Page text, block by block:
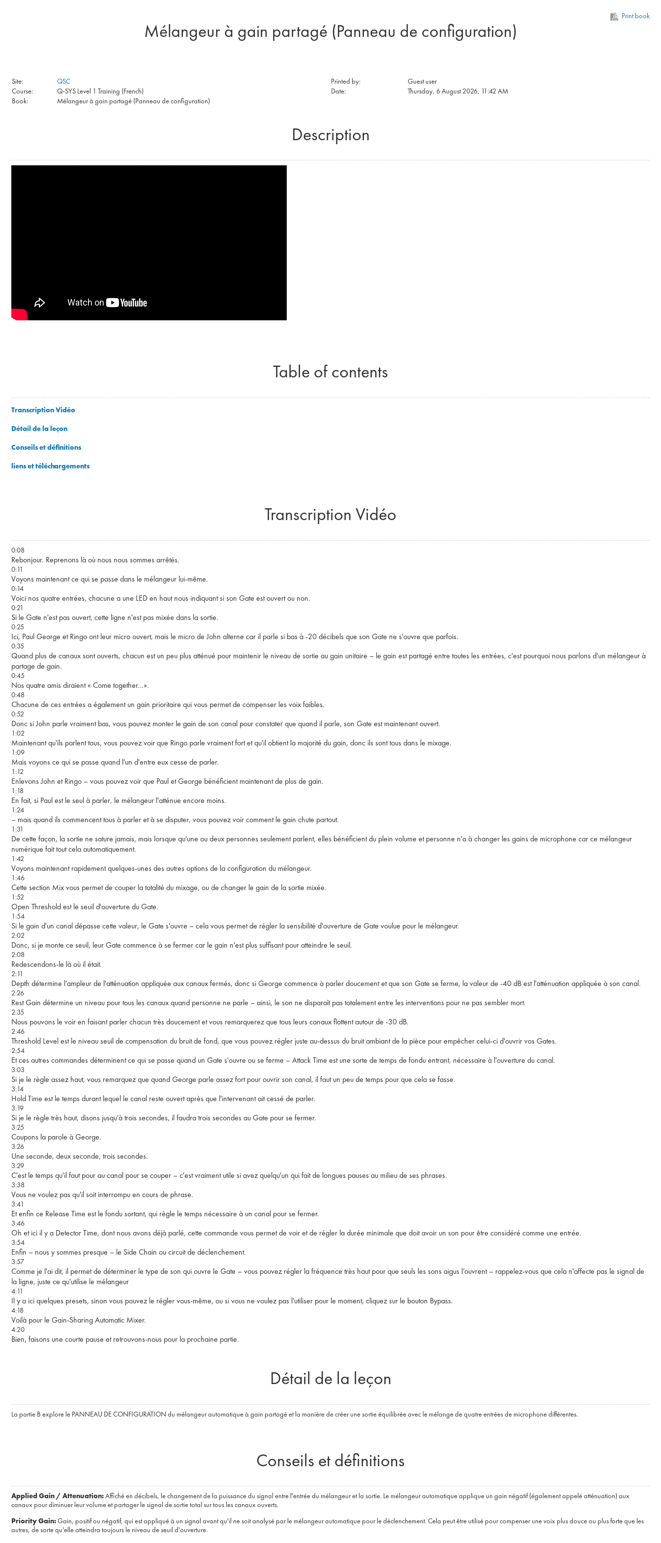
Print book
Mélangeur à gain partagé (Panneau de configuration)
Site:
QSC
Course:
Q-SYS Level 1 Training (French)
Book:
Mélangeur à gain partagé (Panneau de configuration)
Printed by:
Guest user
Date:
Thursday, 6 August 2026, 11:42 AM
Description
Table of contents
Transcription Vidéo
Détail de la leçon
Conseils et définitions
liens et téléchargements
Transcription Vidéo
0:08
Rebonjour. Reprenons là où nous nous sommes arrêtés.
0:11
Voyons maintenant ce qui se passe dans le mélangeur lui-même.
0:14
Voici nos quatre entrées, chacune a une LED en haut nous indiquant si son Gate est ouvert ou non.
0:21
Si le Gate n'est pas ouvert, cette ligne n'est pas mixée dans la sortie.
0:25
Ici, Paul George et Ringo ont leur micro ouvert, mais le micro de John alterne car il parle si bas à -20 décibels que son Gate ne s'ouvre que parfois.
0:35
Quand plus de canaux sont ouverts, chacun est un peu plus atténué pour maintenir le niveau de sortie au gain unitaire – le gain est partagé entre toutes les entrées, c'est pourquoi nous parlons d'un mélangeur à
partage de gain.
0:45
Nos quatre amis diraient « Come together…».
0:48
Chacune de ces entrées a également un gain prioritaire qui vous permet de compenser les voix faibles.
0:52
Donc si John parle vraiment bas, vous pouvez monter le gain de son canal pour constater que quand il parle, son Gate est maintenant ouvert.
1:02
Maintenant qu'ils parlent tous, vous pouvez voir que Ringo parle vraiment fort et qu'il obtient la majorité du gain, donc ils sont tous dans le mixage.
1:09
Mais voyons ce qui se passe quand l'un d'entre eux cesse de parler.
1:12
Enlevons John et Ringo – vous pouvez voir que Paul et George bénéficient maintenant de plus de gain.
1:18
En fait, si Paul est le seul à parler, le mélangeur l'atténue encore moins.
1:24
– mais quand ils commencent tous à parler et à se disputer, vous pouvez voir comment le gain chute partout.
1:31
De cette façon, la sortie ne sature jamais, mais lorsque qu'une ou deux personnes seulement parlent, elles bénéficient du plein volume et personne n'a à changer les gains de microphone car ce mélangeur
numérique fait tout cela automatiquement.
1:42
Voyons maintenant rapidement quelques-unes des autres options de la configuration du mélangeur.
1:46
Cette section Mix vous permet de couper la totalité du mixage, ou de changer le gain de la sortie mixée.
1:52
Open Threshold est le seuil d'ouverture du Gate.
1:54
Si le gain d'un canal dépasse cette valeur, le Gate s'ouvre – cela vous permet de régler la sensibilité d'ouverture de Gate voulue pour le mélangeur.
2:02
Donc, si je monte ce seuil, leur Gate commence à se fermer car le gain n'est plus suffisant pour atteindre le seuil.
2:08
Redescendons-le là où il était.
2:11
Depth détermine l'ampleur de l'atténuation appliquée aux canaux fermés, donc si George commence à parler doucement et que son Gate se ferme, la valeur de -40 dB est l'atténuation appliquée à son canal.
2:26
Rest Gain détermine un niveau pour tous les canaux quand personne ne parle – ainsi, le son ne disparaît pas totalement entre les interventions pour ne pas sembler mort.
2:35
Nous pouvons le voir en faisant parler chacun très doucement et vous remarquerez que tous leurs canaux flottent autour de -30 dB.
2:46
Threshold Level est le niveau seuil de compensation du bruit de fond, que vous pouvez régler juste au-dessus du bruit ambiant de la pièce pour empêcher celui-ci d'ouvrir vos Gates.
2:54
Et ces autres commandes déterminent ce qui se passe quand un Gate s'ouvre ou se ferme – Attack Time est une sorte de temps de fondu entrant, nécessaire à l'ouverture du canal.
3:03
Si je le règle assez haut, vous remarquez que quand George parle assez fort pour ouvrir son canal, il faut un peu de temps pour que cela se fasse.
3:14
Hold Time est le temps durant lequel le canal reste ouvert après que l'intervenant ait cessé de parler.
3:19
Si je le règle très haut, disons jusqu'à trois secondes, il faudra trois secondes au Gate pour se fermer.
3:25
Coupons la parole à George.
3:26
Une seconde, deux seconde, trois secondes.
3:29
C'est le temps qu'il faut pour au canal pour se couper – c'est vraiment utile si avez quelqu'un qui fait de longues pauses au milieu de ses phrases.
3:38
Vous ne voulez pas qu'il soit interrompu en cours de phrase.
3:41
Et enfin ce Release Time est le fondu sortant, qui règle le temps nécessaire à un canal pour se fermer.
3:46
Oh et ici il y a Detector Time, dont nous avons déjà parlé, cette commande vous permet de voir et de régler la durée minimale que doit avoir un son pour être considéré comme une entrée.
3:54
Enfin – nous y sommes presque – le Side Chain ou circuit de déclenchement.
3:57
Comme je l'ai dit, il permet de déterminer le type de son qui ouvre le Gate – vous pouvez régler la fréquence très haut pour que seuls les sons aigus l’ouvrent – rappelez-vous que cela n'affecte pas le signal de
la ligne, juste ce qu'utilise le mélangeur
4:11
Il y a ici quelques presets, sinon vous pouvez le régler vous-même, ou si vous ne voulez pas l'utiliser pour le moment, cliquez sur le bouton Bypass.
4:18
Voilà pour le Gain-Sharing Automatic Mixer.
4:20
Bien, faisons une courte pause et retrouvons-nous pour la prochaine partie.
Détail de la leçon
La partie B explore le PANNEAU DE CONFIGURATION du mélangeur automatique à gain partagé et la manière de créer une sortie équilibrée avec le mélange de quatre entrées de microphone différentes.
Conseils et définitions
Applied Gain / Attenuation:Affiché en décibels, le changement de la puissance du signal entre l'entrée du mélangeur et la sortie. Le mélangeur automatique applique un gain négatif (également appelé atténuation) aux
canaux pour diminuer leur volume et partager le signal de sortie total sur tous les canaux ouverts.
Priority Gain:Gain, positif ou négatif, qui est appliqué à un signal avant qu'il ne soit analysé par le mélangeur automatique pour le déclenchement. Cela peut être utilisé pour compenser une voix plus douce ou plus forte que les
autres, de sorte qu'elle atteindra toujours le niveau de seuil d'ouverture.